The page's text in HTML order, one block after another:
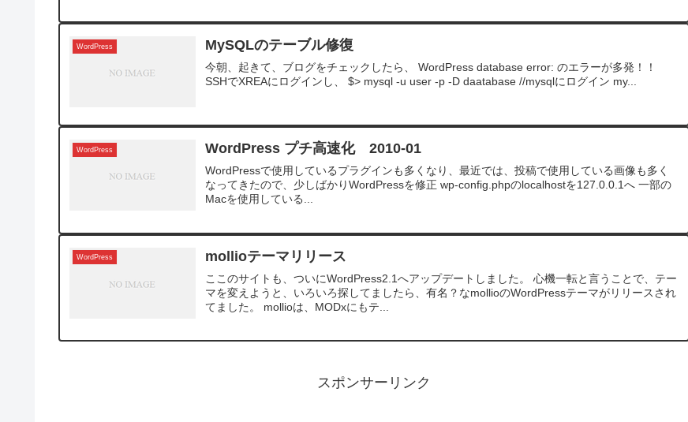
WordPress MySQLのテーブル修復
今朝、起きて、ブログをチェックしたら、 WordPress database error: のエラーが多発！！
SSHでXREAにログインし、 $> mysql -u user -p -D daatabase //mysqlにログイン my...
WordPress WordPress プチ高速化 2010-01
WordPressで使用しているプラグインも多くなり、最近では、投稿で使用している画像も多く
なってきたので、少しばかりWordPressを修正 wp-config.phpのlocalhostを127.0.0.1へ 一部の
Macを使用している...
WordPress mollioテーマリリース
ここのサイトも、ついにWordPress2.1へアップデートしました。 心機一転と言うことで、テー
マを変えようと、いろいろ探してましたら、有名？なmollioのWordPressテーマがリリースされ
てました。 mollioは、MODxにもテ...
スポンサーリンク